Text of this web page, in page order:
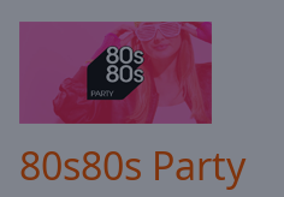
Current
80s80s Party